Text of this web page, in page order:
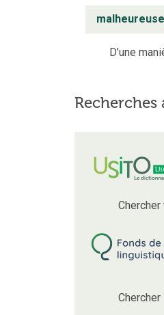
D’une
Recherches